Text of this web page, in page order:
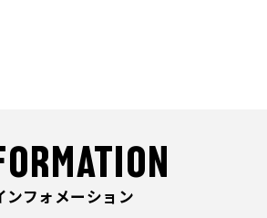
ンフォメーション